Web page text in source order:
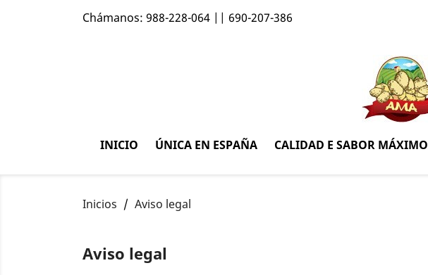
Chámanos: 988-228-064 || 690-207-386
INICIO ÚNICA EN ESPAÑA CALIDAD E SABOR MÁXIMO
Inicios Aviso legal
Aviso legal